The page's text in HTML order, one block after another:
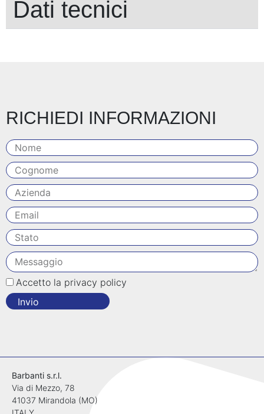
Dati tecnici
RICHIEDI INFORMAZIONI
Accetto la privacy policy
Invio
Barbanti s.r.l.
Via di Mezzo, 78
41037 Mirandola (MO)